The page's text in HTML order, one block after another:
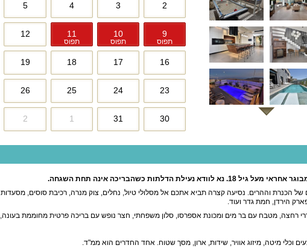
2
3
4
5
9
תפוס
10
תפוס
11
תפוס
12
16
17
18
19
23
24
25
26
30
31
1
2
הדלתות כשהבריכה אינה תחת השגחה.
של הכנרת וההרים. נסיעה קצרה תביא אתכם אל מסלולי טיול, נחלים, צוק מנרה, רכיבת סוסים, מסעדות
הירדן, חמת גדר ועוד.
שינה זוגיים, חדר ילדים, 5 חדרי רחצה, מטבח עם בר מים ומכונת אספרסו, סלון משפחתי, חצר נופש עם בריכה פרטית מחוממת בעונה,
וכלי מיטה, מיזוג אוויר, שידות, ארון, מסך שטוח. אחד החדרים הוא ממ"ד.